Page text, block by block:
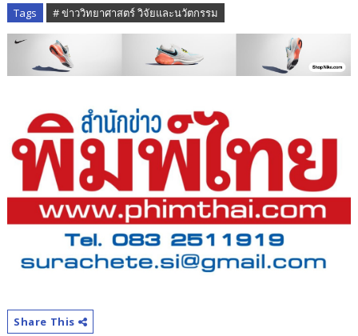
Tags # ข่าววิทยาศาสตร์ วิจัยและนวัตกรรม
Share This